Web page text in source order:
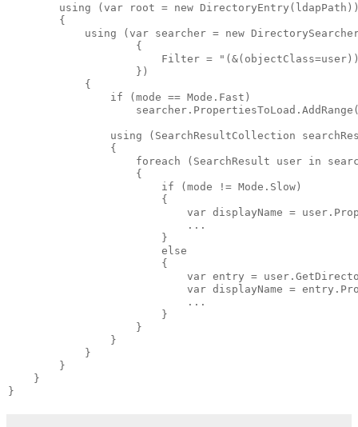
using (var root = new
        {
using (var searcher = new
                    {
Filter =
                    })
            {
                if (mode == Mode.Fast)
using (SearchResultCollection
                {
foreach (SearchResult user in
                    {
                        if (mode != Mode.Slow)
                        {
var displayName =
                            ...
                        }
                        else
                        {
var entry =
var displayName =
                            ...
                        }
                    }
                }
            }
        }
    }